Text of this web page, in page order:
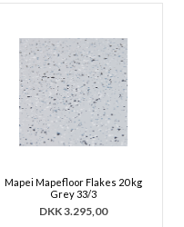
Mapei Mapefloor Flakes 20 kg
Grey 33/3
DKK3.295,00